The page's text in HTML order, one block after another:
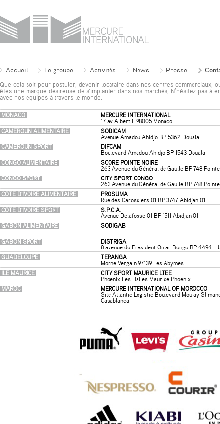
Accueil Le groupe Activités News Presse
Que cela soit pour postuler, devenir locataire dans nos centres commerciaux,
êtes une marque désireuse de s'implanter dans nos marchés, N’hésitez pas à
avec nos équipes à travers le monde.
MONACO
MERCURE INTERNATIONAL
17 av Albert II 98005 Monaco
CAMEROUN ALIMENTAIRE
SODICAM
Avenue Amadou Ahidjo BP 5362 Douala
CAMEROUN SPORT
DIFCAM
Boulevard Amadou Ahidjo BP 1543 Douala
CONGO ALIMENTAIRE
SCORE POINTE NOIRE
263 Avenue du Général de Gaulle BP 748
CONGO SPORT
CITY SPORT CONGO
263 Avenue du Général de Gaulle BP 748
CÔTE D'IVOIRE ALIMENTAIRE
PROSUMA
Rue des Carossiers 01 BP 3747 Abidjan 01
CÔTE D'IVOIRE SPORT
S.P.C.A.
Avenue Delafosse 01 BP 1511 Abidjan 01
GABON ALIMENTAIRE
SODIGAB
GABON SPORT
DISTRIGA
8 avenue du President Omar Bongo BP 4494
GUADELOUPE
TERANGA
Morne Vergain 97139 Les Abymes
ILE MAURICE
CITY SPORT MAURICE LTEE
Phoenix Les Halles Maurice Phoenix
MAROC
MERCURE INTERNATIONAL OF MOROCCO
Site Atlantic Logistic Boulevard Moulay
Casablanca
SPCR SAS
120 Velasquez 97420 Le Port
DAMAG
44 avenue Georges Pompidou BP 1517 Dakar
MERCURE INTERNATIONAL OF TUNISIA
15 Rue Dag Hammarskjöld 1001 Tunis